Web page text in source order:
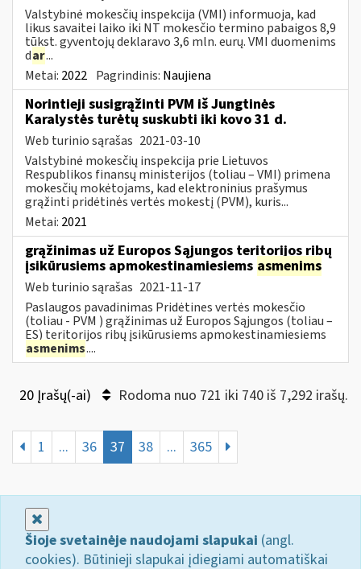
Valstybinė mokesčių inspekcija (VMI) informuoja, kad
likus savaitei laiko iki NT mokesčio termino pabaigos 8,9
tūkst. gyventojų deklaravo 3,6 mln. eurų. VMI duomenims
dar...
Metai: 2022 Pagrindinis: Naujiena
Norintieji susigrąžinti PVM iš Jungtinės
Karalystės turėtų suskubti iki kovo 31 d.
Web turinio sąrašas 2021-03-10
Valstybinė mokesčių inspekcija prie Lietuvos
Respublikos finansų ministerijos (toliau – VMI) primena
mokesčių mokėtojams, kad elektroninius prašymus
grąžinti pridėtinės vertės mokestį (PVM), kuris...
Metai: 2021
grąžinimas už Europos Sąjungos teritorijos ribų
įsikūrusiems apmokestinamiesiems asmenims
Web turinio sąrašas 2021-11-17
Paslaugos pavadinimas Pridėtines vertės mokesčio
(toliau - PVM ) grąžinimas už Europos Sąjungos (toliau –
ES) teritorijos ribų įsikūrusiems apmokestinamiesiems
asmenims....
20 Įrašų(-ai) Rodoma nuo 721 iki 740 iš 7,292 irašų.
1 ... 36 37 38 ... 365
Šioje svetainėje naudojami slapukai (angl.
cookies). Būtinieji slapukai įdiegiami automatiškai